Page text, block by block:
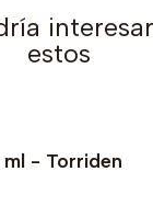
estos
ml - Torriden